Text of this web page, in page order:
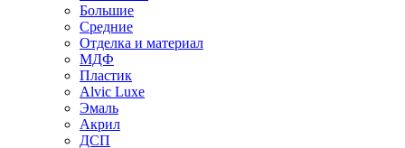
Большие
Средние
Отделка и материал
МДФ
Пластик
Alvic Luxe
Эмаль
Акрил
ДСП